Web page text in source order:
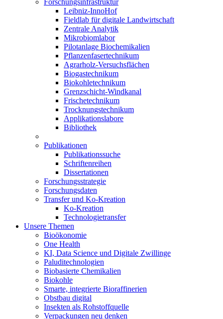
Forschungsinfrastruktur
Leibniz-InnoHof
Fieldlab für digitale Landwirtschaft
Zentrale Analytik
Mikrobiomlabor
Pilotanlage Biochemikalien
Pflanzenfasertechnikum
Agrarholz-Versuchsflächen
Biogastechnikum
Biokohletechnikum
Grenzschicht-Windkanal
Frischetechnikum
Trocknungstechnikum
Applikationslabore
Bibliothek
Publikationen
Publikationssuche
Schriftenreihen
Dissertationen
Forschungsstrategie
Forschungsdaten
Transfer und Ko-Kreation
Ko-Kreation
Technologietransfer
Unsere Themen
Bioökonomie
One Health
KI, Data Science und Digitale Zwillinge
Paluditechnologien
Biobasierte Chemikalien
Biokohle
Smarte, integrierte Bioraffinerien
Obstbau digital
Insekten als Rohstoffquelle
Verpackungen neu denken